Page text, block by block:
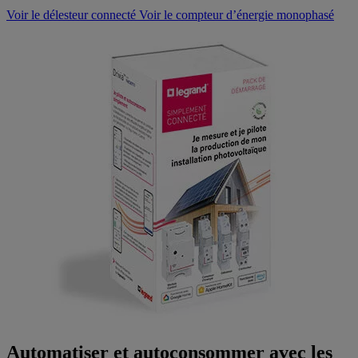
Voir le délesteur connecté Voir le compteur d’énergie monophasé
Automatiser et autoconsommer avec les